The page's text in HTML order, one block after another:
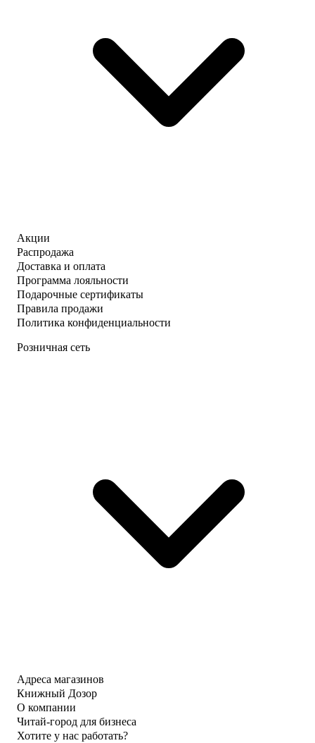
Акции
Распродажа
Доставка и оплата
Программа лояльности
Подарочные сертификаты
Правила продажи
Политика конфиденциальности
Розничная сеть
Адреса магазинов
Книжный Дозор
О компании
Читай-город для бизнеса
Хотите у нас работать?